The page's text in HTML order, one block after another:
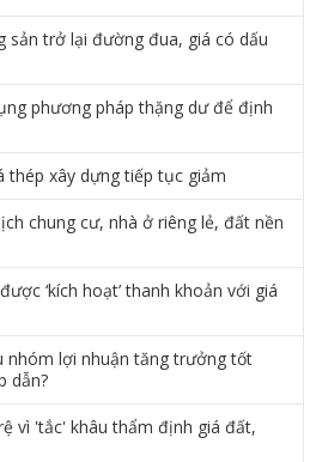
sản trở lại đường đua, giá có dấu
phương pháp thặng dư để định
thép xây dựng tiếp tục giảm
chung cư, nhà ở riêng lẻ, đất nền
‘kích hoạt’ thanh khoản với giá
nhóm lợi nhuận tăng trưởng tốt
dẫn?
vì 'tắc' khâu thẩm định giá đất,